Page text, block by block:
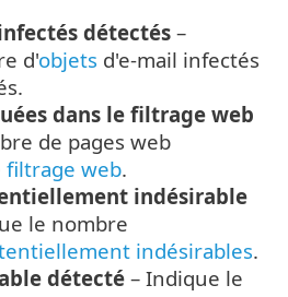
détectés–
d'objets d'e-mail infectés
dans le filtrage web
de pages web
filtrage web.
indésirable
le nombre
indésirables.
détecté – Indique le